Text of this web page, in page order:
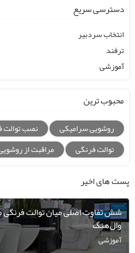
دسترسی سریع
انتخاب سردبیر
ترفند
آموزشی
محبوب ترین
روشویی سرامیکی
نصب توالت
توالت فرنگی
مراقبت از
پست های اخیر
شش تفاوت اصلی میان توالت فرنگی
وال‌هنگ
آموزشی